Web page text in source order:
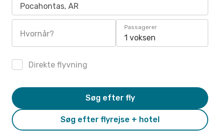
Pocahontas, AR
Hvornår?
Passagerer
1 voksen
Direkte flyvning
Søg efter flyrejse + hotel
Søg efter fly